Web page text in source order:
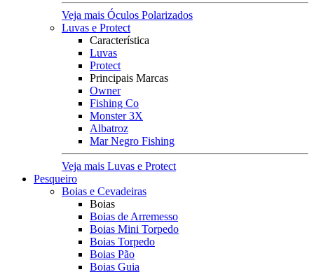
Veja mais Óculos Polarizados
Luvas e Protect
Característica
Luvas
Protect
Principais Marcas
Owner
Fishing Co
Monster 3X
Albatroz
Mar Negro Fishing
Veja mais Luvas e Protect
Pesqueiro
Boias e Cevadeiras
Boias
Boias de Arremesso
Boias Mini Torpedo
Boias Torpedo
Boias Pão
Boias Guia